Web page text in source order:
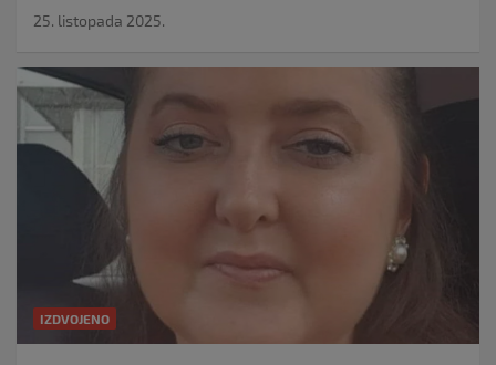
25. listopada 2025.
IZDVOJENO